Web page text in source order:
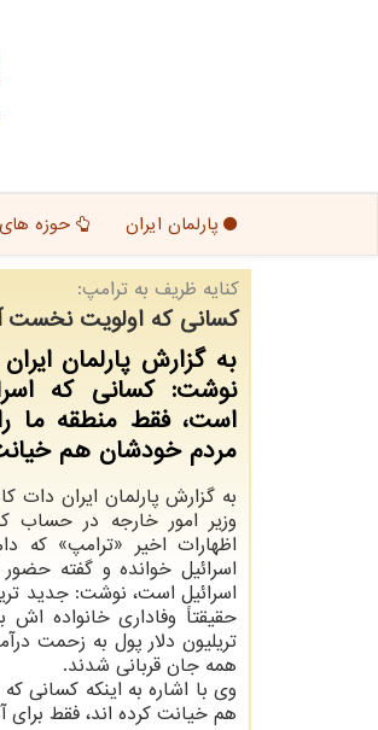
پارلمان ایران حوزه های
كنایه ظریف به ترامپ:
كسانی كه اولویت نخست
به گزارش پارلمان
نوشت: كسانی كه
است، فقط منطقه ما را
مردم خودشان هم
به گزارش پارلمان ایران دات
وزیر امور خارجه در حساب
اظهارات اخیر «ترامپ» که
اسرائیل خوانده و گفته حضور
اسرائیل است، نوشت: جدید
حقیقتاً وفاداری خانواده اش
تریلیون دلار پول به زحمت
همه جان قربانی شدند.
وی با اشاره به اینکه کسانی
هم خیانت کرده اند، فقط برای